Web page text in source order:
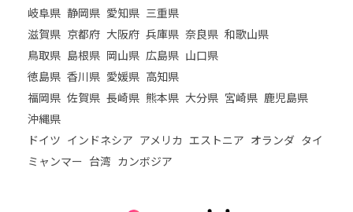
岐阜県 静岡県 愛知県 三重県
滋賀県 京都府 大阪府 兵庫県 奈良県 和歌山県
鳥取県 島根県 岡山県 広島県 山口県
徳島県 香川県 愛媛県 高知県
福岡県 佐賀県 長崎県 熊本県 大分県 宮崎県 鹿児島県
沖縄県
ドイツ インドネシア アメリカ エストニア オランダ タイ
ミャンマー 台湾 カンボジア